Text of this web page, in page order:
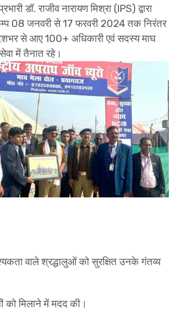
डॉ. राजीव नारायण मिश्रा (IPS) द्वारा
08 जनवरी से 17 फरवरी 2024 तक निरंतर
से आए 100+ अधिकारी एवं सदस्य माघ
में तैनात रहे।
वाले श्रद्धालुओं को सुरक्षित उनके गंतव्य
को मिलाने में मदद की।